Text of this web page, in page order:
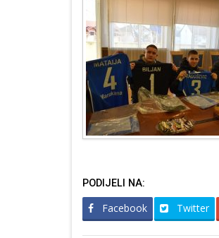
PODIJELI NA:
Facebook Twitter